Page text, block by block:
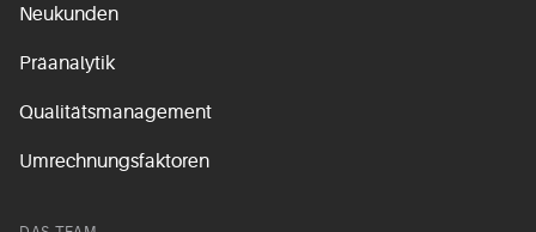
Neukunden
Präanalytik
Qualitätsmanagement
Umrechnungsfaktoren